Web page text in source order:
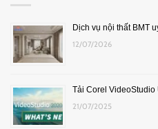
Dịch vụ nội thất BMT
12/07/2026
Tải Corel VideoStudio
21/07/2025